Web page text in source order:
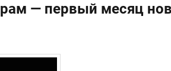
— первый месяц